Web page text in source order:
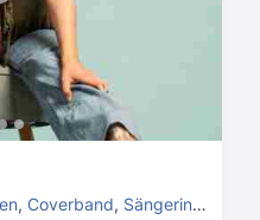
, Coverband, Sängerin,